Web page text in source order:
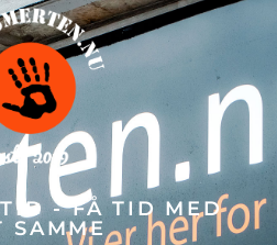
- FÅ TID MED
SAMME